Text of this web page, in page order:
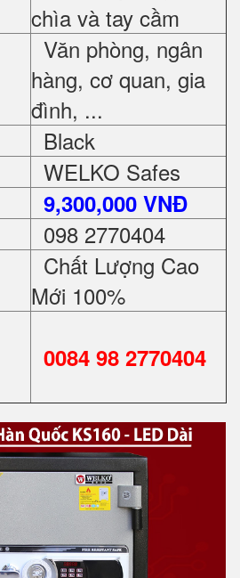
chìa và tay cầm
Văn phòng, ngân
hàng, cơ quan, gia
đình, ...
Black
WELKO Safes
9,300,000 VNĐ
098 2770404
Chất Lượng Cao
Mới 100%
0084 98 2770404